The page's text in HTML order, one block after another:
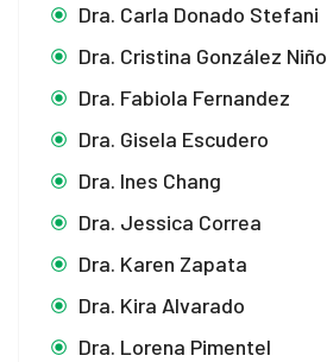
Dra. Carla Donado Stefani
Dra. Cristina González Niño
Dra. Fabiola Fernandez
Dra. Gisela Escudero
Dra. Ines Chang
Dra. Jessica Correa
Dra. Karen Zapata
Dra. Kira Alvarado
Dra. Lorena Pimentel